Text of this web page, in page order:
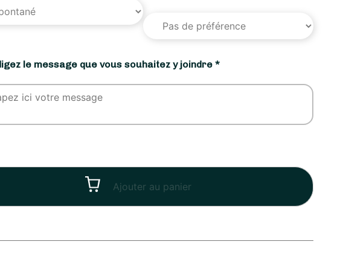
le message que vous souhaitez y joindre *
Ajouter au panier